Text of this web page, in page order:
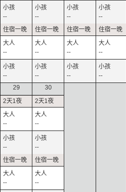
--
--
--
--
--
--
--
--
--
--
--
--
29
--
--
--
30
--
--
--